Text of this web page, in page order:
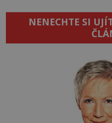
NENECHTE SI